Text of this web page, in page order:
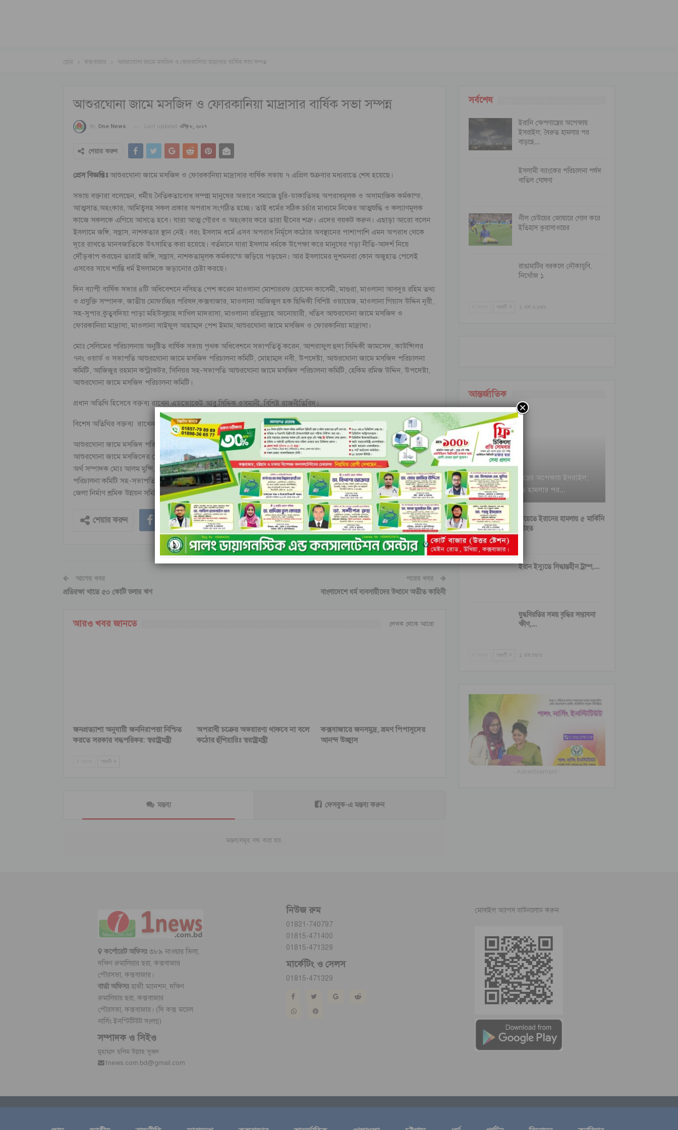
হোম কক্সবাজার আশুরঘোনা জামে মসজিদ ও ফোরকানিয়া মাদ্রাসার বার্ষিক সভা সম্পন্ন
আশুরঘোনা জামে মসজিদ ও ফোরকানিয়া মাদ্রাসার বার্ষিক সভা সম্পন্ন
By One News Last updated এপ্রি ৮, ২০১৭
শেয়ার করুন
প্রেস বিজ্ঞপ্তিঃআশুরঘোনা জামে মসজিদ ও ফোরকানিয়া মাদ্রাসার বার্ষিক সভায় ৭ এপ্রিল শুক্রবার মধ্যরাতে শেষ হয়েছে।
সভায় বক্তারা বলেছেন, ধর্মীয় নৈতিকতাবোধ সম্পন্ন মানুষের অভাবে সমাজে চুরি-ডাকাতিসহ অপরাধমূলক ও অসামাজিক কর্মকান্ড,
আত্মসাত,অহংকার, আমিত্বসহ সকল প্রকার অপরাধ সংগঠিত হচ্ছে। তাই ধর্মের সঠিক চর্চার মাধ্যমে নিজের আত্মশুদ্ধি ও কল্যাণমূলক
কাজে সকলকে এগিয়ে আসতে হবে। যারা আত্ম গৌরব ও অহংকার করে তারা দ্বীনের শত্রু। এদের বয়কট করুন। এছাড়া আরো বলেন
ইসলামে জঙ্গি, সন্ত্রাস, নাশকতার স্থান নেই। বরং ইসলাম ধর্মে এসব অপরাধ নির্মূলে কঠোর অবস্থানের পাশাপাশি এমন অপরাধ থেকে
দূরে রাখতে মানবজাতিকে উৎসাহিত করা হয়েছে। বর্তমানে যারা ইসলাম ধর্মকে উপেক্ষা করে মানুষের গড়া নীতি-আদর্শ নিয়ে
দৌঁড়ঝাপ করছেন তারাই জঙ্গি, সন্ত্রাস, নাশকতামূলক কর্মকান্ডে জড়িয়ে পড়ছেন। আর ইসলামের দুশমনরা কোন অজুহাত পেলেই
এসবের সাথে শান্তি ধর্ম ইসলামকে জড়ানোর চেষ্টা করছে।
দিন ব্যাপী বার্ষিক সভার ৪টি অধিবেশনে নসিহত পেশ করেন মাওলানা মোশাররফ হোসেন কাসেমী, মাগুরা, মাওলানা আবদুর রহিম তথ্য
ও প্রযুক্তি সম্পাদক, জাতীয় মোফাচ্ছির পরিষদ,কক্সবাজার, মাওলানা আজিজুল হক ছিদ্দিকী বিশিষ্ট ওয়ায়েজ, মাওলানা গিয়াস উদ্দিন নূরী,
সহ-সুপার,কুতুবদিয়া পাড়া মহিউসুন্নাহ দাখিল মাদরাসা, মাওলানা রহিমুল্লাহ আনোয়ারী, খতিব আশুরঘোনা জামে মসজিদ ও
ফোরকানিয়া মাদ্রাসা, মাওলানা সাইফুল আহাম্মদ পেশ ইমাম,আশুরঘোনা জামে মসজিদ ও ফোরকানিয়া মাদ্রাসা।
মোঃ সেলিমের পরিচালনায় অনুষ্টিত বার্ষিক সভায় পৃথক অধিবেশনে সভাপতিত্ব করেন, আশরাফুল হুদা সিদ্দিকী জামসেদ, কাউন্সিলর
৭নং ওয়ার্ড ও সভাপতি আশুরঘোনা জামে মসজিদ পরিচালনা কমিটি, মোহাম্মদ নবী, উপদেষ্টা, আশুরঘোনা জামে মসজিদ পরিচালনা
কমিটি, আজিজুর রহমান কন্ট্রাকটর, সিনিয়র সহ-সভাপতি আশুরঘোনা জামে মসজিদ পরিচালনা কমিটি, হেকিম রমিজ উদ্দিন, উপদেষ্টা,
আশুরঘোনা জামে মসজিদ পরিচালনা কমিটি।
প্রধান অতিথি হিসেবে বক্তব্য রাখেন এডভোকেট আবু সিদ্দিক ওসমানী, বিশিষ্ট রাজনীতিবিদ।
বিশেষ অতিথির বক্তব্য রাখেন আবুল কালাম, সভাপতি জেলা নির্মাণ শ্রমিক উন্নয়ন সমিতি
আশুরঘোনা জামে মসজিদ পরিচালনা কমিটি’র পক্ষে বক্তব্য রাখেন মুহাম্মদ ছলিম উল্লাহ সুজন। সভায় অন্যান্যদের মধে উপস্থিত ছিলেন
আশুরঘোনা জামে মসজিদের মোতওয়াল্লী জাহাঙ্গীর আলম, সিনিয়র সহ সভাপতি এডঃ আবিদুর রহমান, সহ সভাপতি মাও শাহ আলম,
অর্থ সম্পাদক মোঃ আলম মুন্সি, সহ-সভাপতি রশিদ মুন্সি, বৃহত্তর বাঁচা মিয়ার ঘোনা সমাজ কমিটির সভাপতি ও আশুরঘোনা জামে মসজিদ
পরিচালনা কমিটি সহ-সভাপতি ডাঃ আয়ুব, হাজী মাহমুদুল হক, মাহমুদুল হাছান, সলিমুল্লকালাম, মিজানুর রহমান মিজান, নবী হোসেন,
জেলা নির্মাণ শ্রমিক উন্নয়ন সমিতি সেলিম নেওয়াজ, কালু ড্রাইভার, নুর হোসেন ফকির, খাইরুল হক প্রমুখ।
শেয়ার করুন
আগের খবর
প্রতিরক্ষা খাতে ৫০ কোটি ডলার ঋণ
পরের খবর
বাংলাদেশে ধর্ম ব্যবসায়ীদের উত্থানে অতীত কাহিনী
আরও খবর জানতে লেখক থেকে আরো
জনপ্রত্যাশা অনুযায়ী জননিরাপত্তা নিশ্চিত
করতে সরকার বদ্ধপরিকর: স্বরাষ্ট্রমন্ত্রী
অপরাধী চক্রের অভয়ারণ্য থাকবে না বলে
কঠোর হুঁশিয়ারিঃ স্বরাষ্ট্রমন্ত্রী
কক্সবাজারে জনসমুদ্র, ভ্রমণ পিপাসুদের
আনন্দ উচ্ছ্বাস
পরবর্তী
মন্তব্য ফেসবুক-এ মন্তব্য করুন
মন্তব্যসমূহ বন্ধ করা হয়.
সর্বশেষ
ইরানি ক্ষেপণাস্ত্রের অপেক্ষায়
ইসরাইল; বৈরুত হামলার পর
বাড়ছে…
ইসলামী ব্যাংকের পরিচালনা পর্ষদ
বাতিল ঘোষণা
নীল ঢেউয়ের জোয়ারে গোল করে
ইতিহাস কুরাসাওয়ের
রাঙামাটির বরকলে নৌকাডুবি,
নিখোঁজ ১
পরবর্তী ১ এর ৬,৮৪৮
আন্তর্জাতিক
ইরানি ক্ষেপণাস্ত্রের অপেক্ষায় ইসরাইল;
বৈরুত হামলার পর…
কুয়েতে ইরানের হামলায় ৫ মার্কিনি
আহত
ইরান ইস্যুতে সিদ্ধান্তহীন ট্রাম্প,…
যুদ্ধবিরতির সময় বৃদ্ধির সম্ভাবনা
ক্ষীণ,…
পরবর্তী ১ এর ৫৪৩
কর্পোরেট অফিসঃ ৩৮৯ নাওয়ার ভিলা,
দক্ষিণ রুমালিয়ার ছরা, কক্সবাজার
পৌরসভা, কক্সবাজার।
বার্তা অফিসঃহাজী ম্যানশন, দক্ষিণ
রুমালিয়ার ছরা, কক্সবাজার
পৌরসভা, কক্সবাজার। (দি কক্স মডেল
নার্সিং ইনস্টিটিউট সংলগ্ন)
সম্পাদক ও সিইও
মুহাম্মদ ছলিম উল্লাহ সুজন
1news.com.bd@gmail.com
নিউজ রুম
01821-740797
01815-471400
01815-471329
মার্কেটিং ও সেলস
01815-471329
মোবাইল অ্যাপস ডাউনলোড করুন